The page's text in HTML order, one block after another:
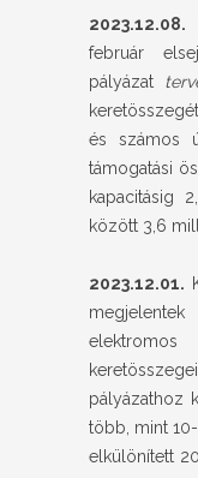
2023.12.08.
február
pályázat
és számos
támogatási
kapacitásig
között 3,6
2023.12.01.
pályázathoz
több, mint
elkülönített